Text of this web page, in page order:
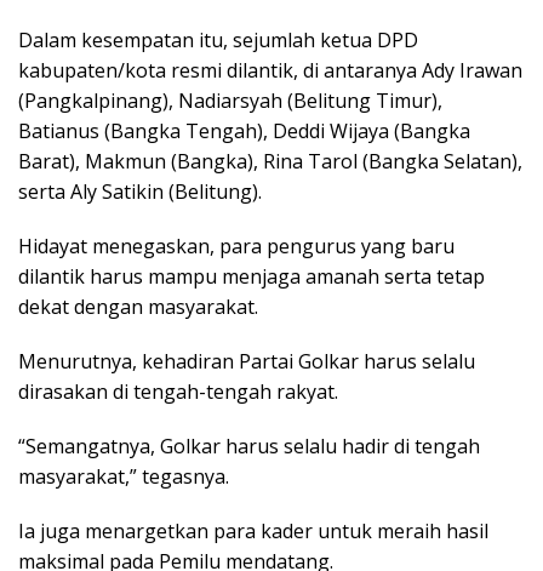
Dalam kesempatan itu, sejumlah ketua DPD
kabupaten/kota resmi dilantik, di antaranya Ady Irawan
(Pangkalpinang), Nadiarsyah (Belitung Timur),
Batianus (Bangka Tengah), Deddi Wijaya (Bangka
Barat), Makmun (Bangka), Rina Tarol (Bangka Selatan),
serta Aly Satikin (Belitung).
Hidayat menegaskan, para pengurus yang baru
dilantik harus mampu menjaga amanah serta tetap
dekat dengan masyarakat.
Menurutnya, kehadiran Partai Golkar harus selalu
dirasakan di tengah-tengah rakyat.
“Semangatnya, Golkar harus selalu hadir di tengah
masyarakat,” tegasnya.
Ia juga menargetkan para kader untuk meraih hasil
maksimal pada Pemilu mendatang.